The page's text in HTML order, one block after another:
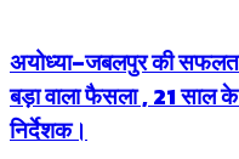
अयोध्या–जबलपुर की
बड़ा वाला फैसला , 21 साल
निर्देशक।